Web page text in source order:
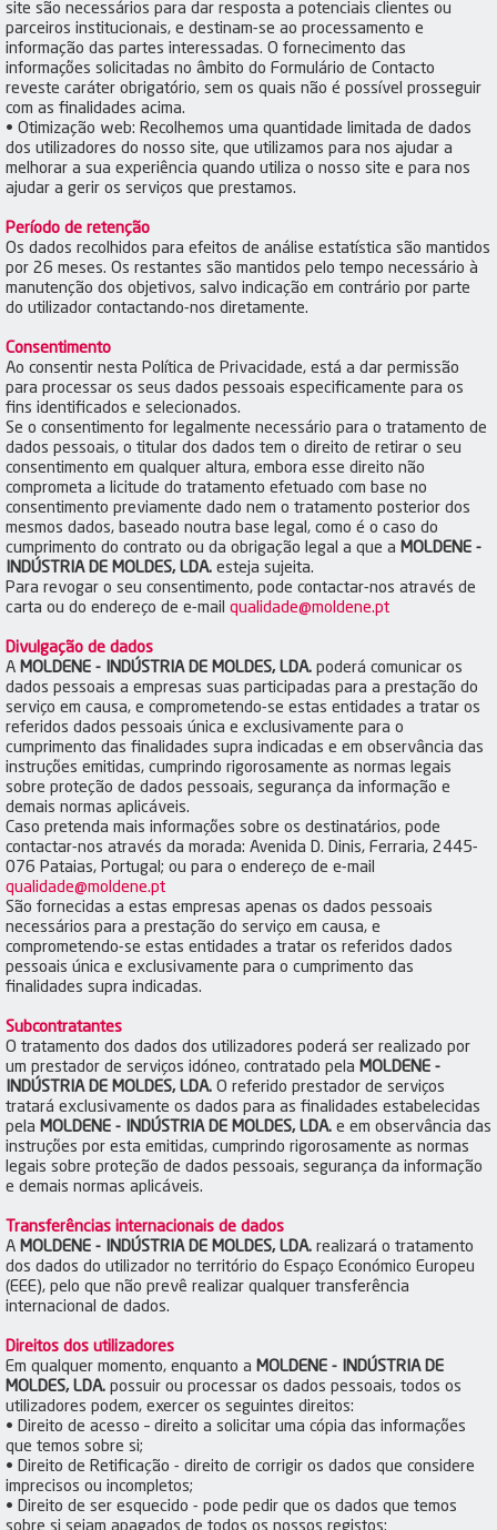
site são necessários para dar resposta a potenciais clientes ou
parceiros institucionais, e destinam-se ao processamento e
informação das partes interessadas. O fornecimento das
informações solicitadas no âmbito do Formulário de Contacto
reveste caráter obrigatório, sem os quais não é possível prosseguir
com as finalidades acima.
• Otimização web: Recolhemos uma quantidade limitada de dados
dos utilizadores do nosso site, que utilizamos para nos ajudar a
melhorar a sua experiência quando utiliza o nosso site e para nos
ajudar a gerir os serviços que prestamos.
Período de retenção
Os dados recolhidos para efeitos de análise estatística são mantidos
por 26 meses. Os restantes são mantidos pelo tempo necessário à
manutenção dos objetivos, salvo indicação em contrário por parte
do utilizador contactando-nos diretamente.
Consentimento
Ao consentir nesta Política de Privacidade, está a dar permissão
para processar os seus dados pessoais especificamente para os
fins identificados e selecionados.
Se o consentimento for legalmente necessário para o tratamento de
dados pessoais, o titular dos dados tem o direito de retirar o seu
consentimento em qualquer altura, embora esse direito não
comprometa a licitude do tratamento efetuado com base no
consentimento previamente dado nem o tratamento posterior dos
mesmos dados, baseado noutra base legal, como é o caso do
cumprimento do contrato ou da obrigação legal a que a MOLDENE -
INDÚSTRIA DE MOLDES, LDA. esteja sujeita.
Para revogar o seu consentimento, pode contactar-nos através de
carta ou do endereço de e-mail qualidade@moldene.pt
Divulgação de dados
A MOLDENE - INDÚSTRIA DE MOLDES, LDA. poderá comunicar os
dados pessoais a empresas suas participadas para a prestação do
serviço em causa, e comprometendo-se estas entidades a tratar os
referidos dados pessoais única e exclusivamente para o
cumprimento das finalidades supra indicadas e em observância das
instruções emitidas, cumprindo rigorosamente as normas legais
sobre proteção de dados pessoais, segurança da informação e
demais normas aplicáveis.
Caso pretenda mais informações sobre os destinatários, pode
contactar-nos através da morada: Avenida D. Dinis, Ferraria, 2445-
076 Pataias, Portugal; ou para o endereço de e-mail
qualidade@moldene.pt
São fornecidas a estas empresas apenas os dados pessoais
necessários para a prestação do serviço em causa, e
comprometendo-se estas entidades a tratar os referidos dados
pessoais única e exclusivamente para o cumprimento das
finalidades supra indicadas.
Subcontratantes
O tratamento dos dados dos utilizadores poderá ser realizado por
um prestador de serviços idóneo, contratado pela MOLDENE -
INDÚSTRIA DE MOLDES, LDA. O referido prestador de serviços
tratará exclusivamente os dados para as finalidades estabelecidas
pela MOLDENE - INDÚSTRIA DE MOLDES, LDA. e em observância das
instruções por esta emitidas, cumprindo rigorosamente as normas
legais sobre proteção de dados pessoais, segurança da informação
e demais normas aplicáveis.
Transferências internacionais de dados
A MOLDENE - INDÚSTRIA DE MOLDES, LDA. realizará o tratamento
dos dados do utilizador no território do Espaço Económico Europeu
(EEE), pelo que não prevê realizar qualquer transferência
internacional de dados.
Direitos dos utilizadores
Em qualquer momento, enquanto a MOLDENE - INDÚSTRIA DE
MOLDES, LDA. possuir ou processar os dados pessoais, todos os
utilizadores podem, exercer os seguintes direitos:
• Direito de acesso – direito a solicitar uma cópia das informações
que temos sobre si;
• Direito de Retificação - direito de corrigir os dados que considere
imprecisos ou incompletos;
• Direito de ser esquecido - pode pedir que os dados que temos